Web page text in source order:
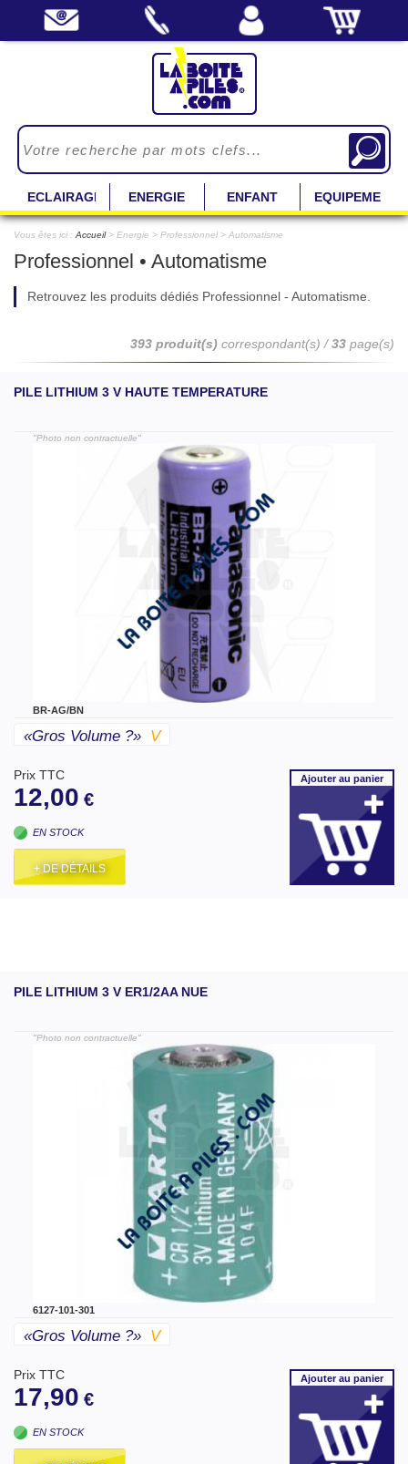
ECLAIRAGE ENERGIE ENFANT EQUIPEMENT
Vous êtes ici : Accueil> Energie > Professionnel > Automatisme
Professionnel • Automatisme
Retrouvez les produits dédiés Professionnel - Automatisme.
393 produit(s) correspondant(s) /33 page(s)
PILE LITHIUM 3 V HAUTE TEMPERATURE
"Photo non contractuelle"
BR-AG/BN
«gros Volume ?» V
Prix TTC
12,00 €
EN STOCK
+ DE DÉTAILS
Ajouterau panier
PILE LITHIUM 3 V ER1/2AA NUE
"Photo non contractuelle"
6127-101-301
«gros Volume ?» V
Prix TTC
17,90 €
EN STOCK
Ajouterau panier